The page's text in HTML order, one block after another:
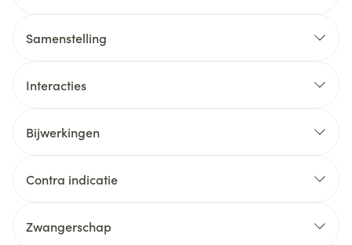
Samenstelling
Interacties
Bijwerkingen
Contra indicatie
Zwangerschap